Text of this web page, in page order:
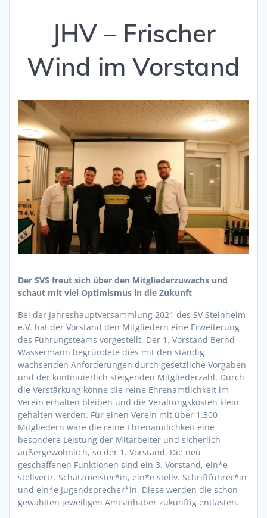
JHV – Frischer
Wind im Vorstand
Der SVS freut sich über den Mitgliederzuwachs und
schaut mit viel Optimismus in die Zukunft
Bei der Jahreshauptversammlung 2021 des SV Steinheim
e.V. hat der Vorstand den Mitgliedern eine Erweiterung
des Führungsteams vorgestellt. Der 1. Vorstand Bernd
Wassermann begründete dies mit den ständig
wachsenden Anforderungen durch gesetzliche Vorgaben
und der kontinuierlich steigenden Mitgliederzahl. Durch
die Verstärkung könne die reine Ehrenamtlichkeit im
Verein erhalten bleiben und die Veraltungskosten klein
gehalten werden. Für einen Verein mit über 1.300
Mitgliedern wäre die reine Ehrenamtlichkeit eine
besondere Leistung der Mitarbeiter und sicherlich
außergewöhnlich, so der 1. Vorstand. Die neu
geschaffenen Funktionen sind ein 3. Vorstand, ein*e
stellvertr. Schatzmeister*in, ein*e stellv. Schriftführer*in
und ein*e Jugendsprecher*in. Diese werden die schon
gewählten jeweiligen Amtsinhaber zukünftig entlasten.